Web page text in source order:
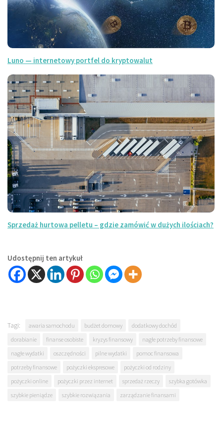
Luno — internetowy portfel do kryptowalut
Sprzedaż hurtowa pelletu – gdzie zamówić w dużych ilościach?
Udostępnij ten artykuł
Tagi: awaria samochodu budżet domowy
dodatkowy dochód
dorabianie
finanse osobiste kryzys finansowy
nagłe potrzeby finansowe
nagłe wydatki
oszczędności pilne wydatki
pomoc finansowa
potrzeby finansowe
pożyczki ekspresowe
pożyczki od rodziny
pożyczki online
pożyczki przez internet sprzedaż rzeczy
szybka gotówka
szybkie pieniądze
szybkie rozwiązania zarządzanie finansami